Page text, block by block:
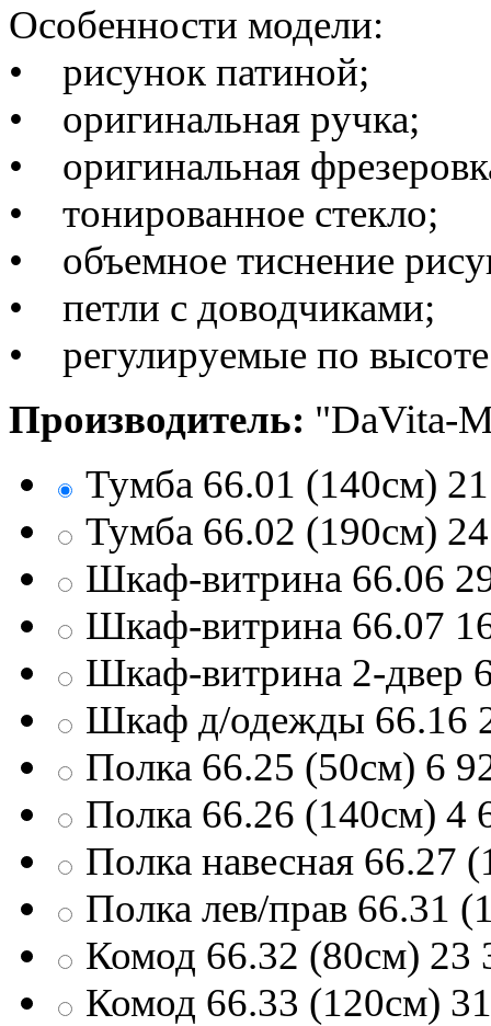
Особенности модели:
• рисунок патиной;
• оригинальная ручка;
• оригинальная
• тонированное стекло;
• объемное тиснение
• петли с доводчиками;
• регулируемые по
Производитель: "DaVita-
Тумба 66.01 (140см)
Тумба 66.02 (190см)
Шкаф-витрина 66.06
Шкаф-витрина 66.07
Шкаф-витрина 2-двер
Шкаф д/одежды 66.16
Полка 66.25 (50см) 6
Полка 66.26 (140см) 4
Полка навесная 66.27
Полка лев/прав 66.31
Комод 66.32 (80см) 23
Комод 66.33 (120см)